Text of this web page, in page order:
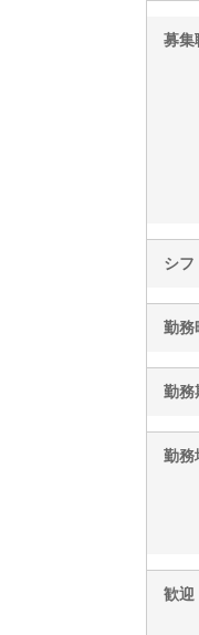
募集
シフ
勤務
勤務
勤務
歓迎